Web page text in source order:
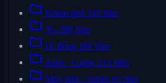
folder Khám phá 535 files
folder Xe 280 files
folder Di động 269 files
folder Apps - Game 213 files
folder Máy tính - Tablet 65 files